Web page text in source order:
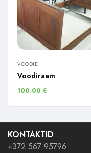
VOODID
Voodiraam
100.00 €
KONTAKTID
+372 567 95796